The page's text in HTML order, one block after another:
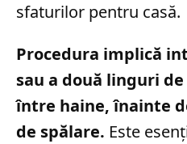
sfaturilor pentru casă.
Procedura implică
sau a două linguri
între haine, înainte
de spălare. Este